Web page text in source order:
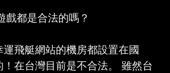
戲都是合法的嗎？
運飛艇網站的機房都設置在國
在台灣目前是不合法。 雖然台